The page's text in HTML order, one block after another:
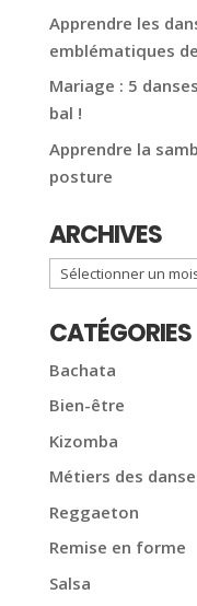
Apprendre les
emblématiques
Mariage : 5
bal !
Apprendre la
posture
ARCHIVES
Archives
CATÉGORIES
Bachata
Bien-être
Kizomba
Métiers des
Reggaeton
Remise en forme
Salsa